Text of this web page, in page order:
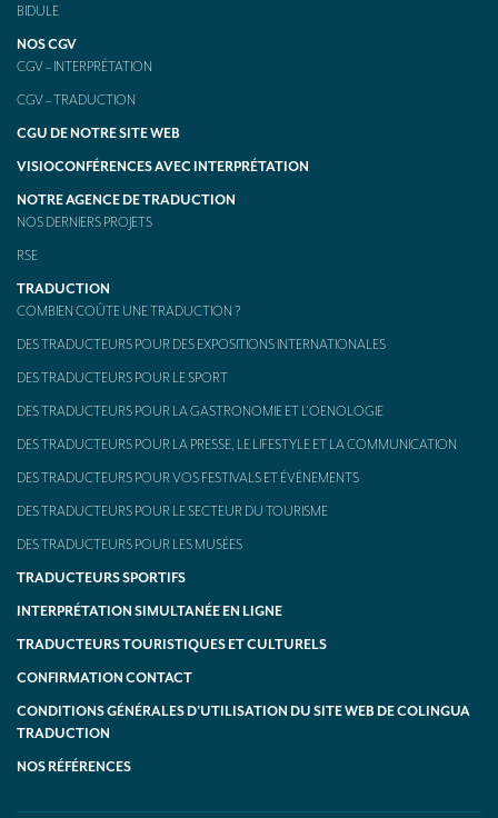
BIDULE
NOS CGV
CGV – INTERPRÉTATION
CGV – TRADUCTION
CGU DE NOTRE SITE WEB
VISIOCONFÉRENCES AVEC INTERPRÉTATION
NOTRE AGENCE DE TRADUCTION
NOS DERNIERS PROJETS
RSE
TRADUCTION
COMBIEN COÛTE UNE TRADUCTION ?
DES TRADUCTEURS POUR DES EXPOSITIONS INTERNATIONALES
DES TRADUCTEURS POUR LE SPORT
DES TRADUCTEURS POUR LA GASTRONOMIE ET L’OENOLOGIE
DES TRADUCTEURS POUR LA PRESSE, LE LIFESTYLE ET LA COMMUNICATION
DES TRADUCTEURS POUR VOS FESTIVALS ET ÉVÉNEMENTS
DES TRADUCTEURS POUR LE SECTEUR DU TOURISME
DES TRADUCTEURS POUR LES MUSÉES
TRADUCTEURS SPORTIFS
INTERPRÉTATION SIMULTANÉE EN LIGNE
TRADUCTEURS TOURISTIQUES ET CULTURELS
CONFIRMATION CONTACT
CONDITIONS GÉNÉRALES D’UTILISATION DU SITE WEB DE COLINGUA
TRADUCTION
NOS RÉFÉRENCES